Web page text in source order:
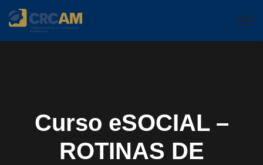
Curso eSOCIAL –
ROTINAS DE